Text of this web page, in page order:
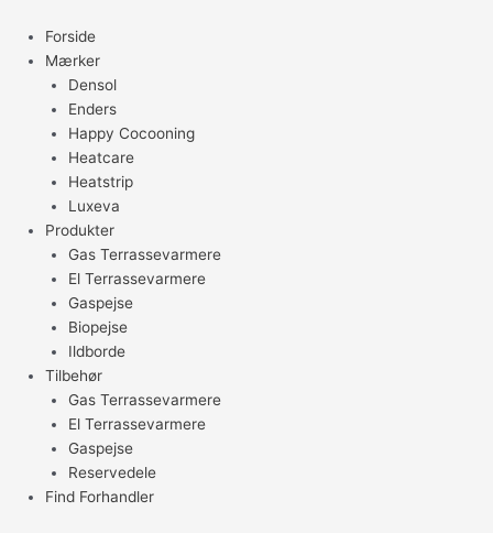
indholdet
Forside
Mærker
Densol
Enders
Happy Cocooning
Heatcare
Heatstrip
Luxeva
Produkter
Gas Terrassevarmere
El Terrassevarmere
Gaspejse
Biopejse
Ildborde
Tilbehør
Gas Terrassevarmere
El Terrassevarmere
Gaspejse
Reservedele
Find Forhandler